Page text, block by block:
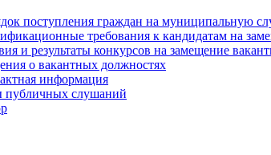
поступления граждан на муниципальную
требования к кандидатам на
и результаты конкурсов на замещение
о вакантных должностях
информация
публичных слушаний